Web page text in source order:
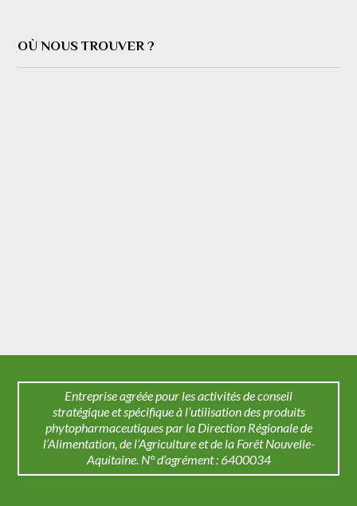
OÙ NOUS TROUVER ?
Entreprise agréée pour les activités de conseil
stratégique et spécifique à l’utilisation des produits
phytopharmaceutiques par la Direction Régionale de
l’Alimentation, de l’Agriculture et de la Forêt Nouvelle-
Aquitaine. N° d’agrément : 6400034